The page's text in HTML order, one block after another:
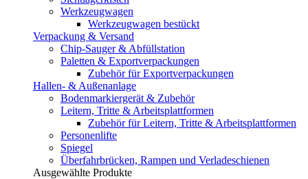
Werkzeugwagen
Werkzeugwagen bestückt
Verpackung & Versand
Chip-Sauger & Abfüllstation
Paletten & Exportverpackungen
Zubehör für Exportverpackungen
Hallen- & Außenanlage
Bodenmarkiergerät & Zubehör
Leitern, Tritte & Arbeitsplattformen
Zubehör für Leitern, Tritte & Arbeitsplattformen
Personenlifte
Spiegel
Überfahrbrücken, Rampen und Verladeschienen
Ausgewählte Produkte